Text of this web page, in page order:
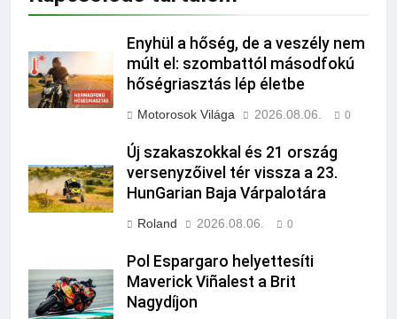
Enyhül a hőség, de a veszély nem
múlt el: szombattól másodfokú
hőségriasztás lép életbe
Motorosok Világa 2026.08.06. 0
Új szakaszokkal és 21 ország
versenyzőivel tér vissza a 23.
HunGarian Baja Várpalotára
Roland 2026.08.06. 0
Pol Espargaro helyettesíti
Maverick Viñalest a Brit
Nagydíjon